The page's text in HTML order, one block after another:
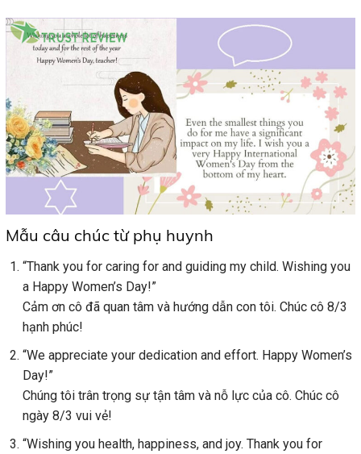
Mẫu câu chúc từ phụ huynh
“Thank you for caring for and guiding my child. Wishing you
a Happy Women’s Day!”
Cảm ơn cô đã quan tâm và hướng dẫn con tôi. Chúc cô 8/3
hạnh phúc!
“We appreciate your dedication and effort. Happy Women’s
Day!”
Chúng tôi trân trọng sự tận tâm và nỗ lực của cô. Chúc cô
ngày 8/3 vui vẻ!
“Wishing you health, happiness, and joy. Thank you for